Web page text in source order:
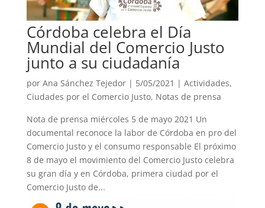
Córdoba celebra el Día
Mundial del Comercio Justo
junto a su ciudadanía
por Ana Sánchez Tejedor| 5/05/2021 | Actividades,
Ciudades por el Comercio Justo, Notas de prensa
Nota de prensa miércoles 5 de mayo 2021 Un
documental reconoce la labor de Córdoba en pro del
Comercio Justo y el consumo responsable El próximo
8 de mayo el movimiento del Comercio Justo celebra
su gran día y en Córdoba, primera ciudad por el
Comercio Justo de...